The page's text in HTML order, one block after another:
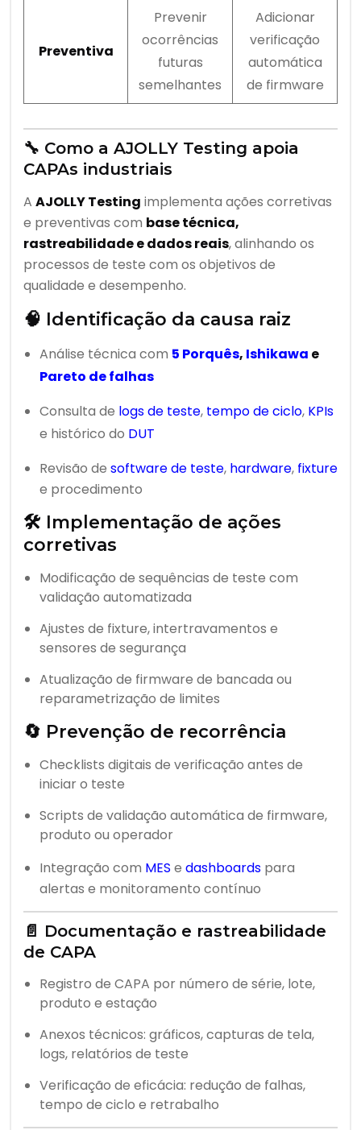
Preventiva
Prevenir
ocorrências
futuras
semelhantes
Adicionar
verificação
automática
de firmware
🔧 Como a AJOLLY Testing apoia
CAPAs industriais
A AJOLLY Testing implementa ações corretivas
e preventivas com base técnica,
rastreabilidade e dados reais, alinhando os
processos de teste com os objetivos de
qualidade e desempenho.
🧠 Identificação da causa raiz
Análise técnica com 5 Porquês, Ishikawa e
Pareto de falhas
Consulta de logs de teste, tempo de ciclo, KPIs
e histórico do DUT
Revisão de software de teste, hardware, fixture
e procedimento
🛠️ Implementação de ações
corretivas
Modificação de sequências de teste com
validação automatizada
Ajustes de fixture, intertravamentos e
sensores de segurança
Atualização de firmware de bancada ou
reparametrização de limites
🔄 Prevenção de recorrência
Checklists digitais de verificação antes de
iniciar o teste
Scripts de validação automática de firmware,
produto ou operador
Integração com MES e dashboards para
alertas e monitoramento contínuo
📄 Documentação e rastreabilidade
de CAPA
Registro de CAPA por número de série, lote,
produto e estação
Anexos técnicos: gráficos, capturas de tela,
logs, relatórios de teste
Verificação de eficácia: redução de falhas,
tempo de ciclo e retrabalho